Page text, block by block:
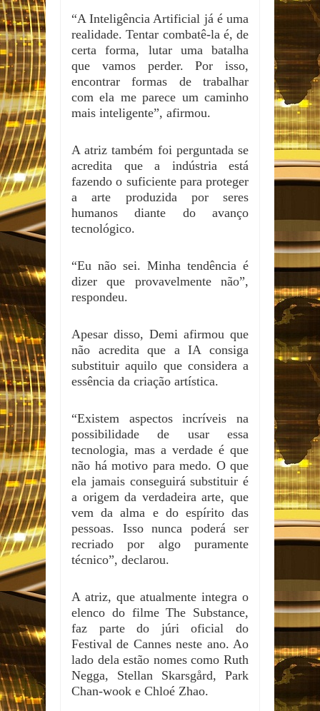
“A Inteligência Artificial já é uma
realidade. Tentar combatê-la é, de
certa forma, lutar uma batalha
que vamos perder. Por isso,
encontrar formas de trabalhar
com ela me parece um caminho
mais inteligente”, afirmou.
A atriz também foi perguntada se
acredita que a indústria está
fazendo o suficiente para proteger
a arte produzida por seres
humanos diante do avanço
tecnológico.
“Eu não sei. Minha tendência é
dizer que provavelmente não”,
respondeu.
Apesar disso, Demi afirmou que
não acredita que a IA consiga
substituir aquilo que considera a
essência da criação artística.
“Existem aspectos incríveis na
possibilidade de usar essa
tecnologia, mas a verdade é que
não há motivo para medo. O que
ela jamais conseguirá substituir é
a origem da verdadeira arte, que
vem da alma e do espírito das
pessoas. Isso nunca poderá ser
recriado por algo puramente
técnico”, declarou.
A atriz, que atualmente integra o
elenco do filme The Substance,
faz parte do júri oficial do
Festival de Cannes neste ano. Ao
lado dela estão nomes como Ruth
Negga, Stellan Skarsgård, Park
Chan-wook e Chloé Zhao.